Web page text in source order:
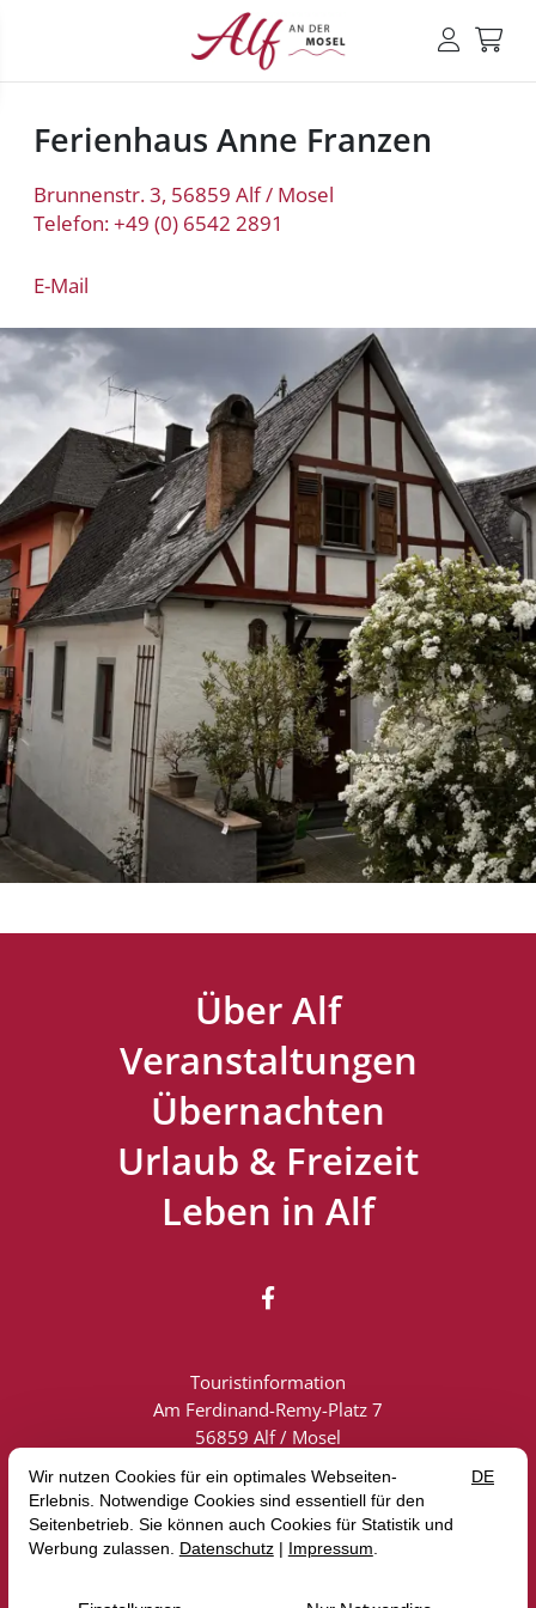
Ferienhaus Anne Franzen
Brunnenstr. 3, 56859 Alf / Mosel
Telefon: +49 (0) 6542 2891
E-Mail
Über Alf
Veranstaltungen
Übernachten
Urlaub & Freizeit
Leben in Alf

Touristinformation
Am Ferdinand-Remy-Platz 7
56859 Alf / Mosel
Touristik: +49 (0) 6542 2419
info@alf-mosel.de
Vertrag widerrufenImpressumDatenschutz